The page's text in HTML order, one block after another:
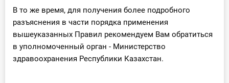
В то же время, для получения более подробного
разъяснения в части порядка применения
вышеуказанных Правил рекомендуем Вам обратиться
в уполномоченный орган - Министерство
здравоохранения Республики Казахстан.